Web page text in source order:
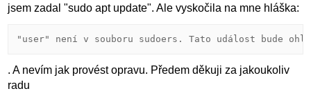
jsem zadal "sudo apt update". Ale vyskočila na mne hláška:
"user" není v souboru sudoers. Tato událost bude
. A nevím jak provést opravu. Předem děkuji za jakoukoliv
radu